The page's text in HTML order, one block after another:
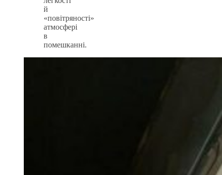
й
«повітряності»
атмосфері
в
помешканні.